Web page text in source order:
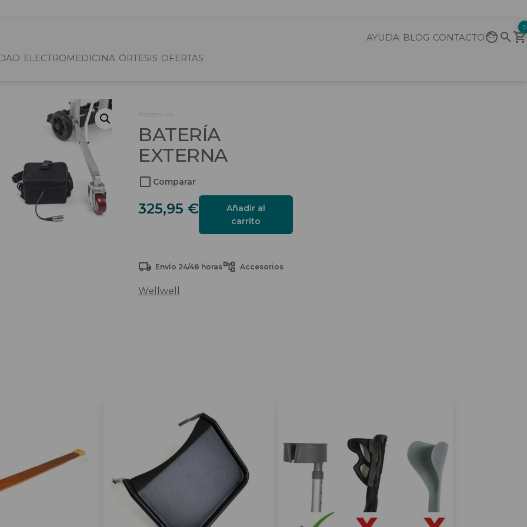
AYUDA BLOG CONTACTO
0
ELECTROMEDICINA ÓRTESIS OFERTAS
Accesorios
BATERÍA
EXTERNA
Comparar
325,95 €Batería
externa
Añadir al
carrito
Envío 24/48 horas Accesorios
Wellwell